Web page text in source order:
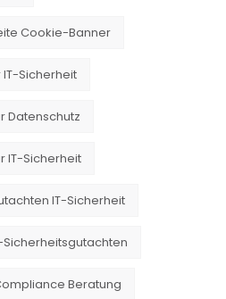
Cookie-Banner
IT-Sicherheit
Datenschutz
IT-Sicherheit
IT-Sicherheit
Beratung